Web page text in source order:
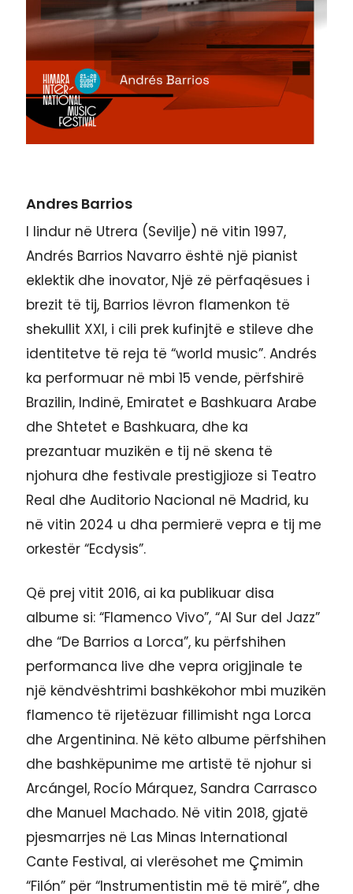
Andres Barrios
I lindur në Utrera (Sevilje) në vitin 1997,
Andrés Barrios Navarro është një pianist
eklektik dhe inovator, Një zë përfaqësues i
brezit të tij, Barrios lëvron flamenkon të
shekullit XXI, i cili prek kufinjtë e stileve dhe
identitetve të reja të “world music”. Andrés
ka performuar në mbi 15 vende, përfshirë
Brazilin, Indinë, Emiratet e Bashkuara Arabe
dhe Shtetet e Bashkuara, dhe ka
prezantuar muzikën e tij në skena të
njohura dhe festivale prestigjioze si Teatro
Real dhe Auditorio Nacional në Madrid, ku
në vitin 2024 u dha permierë vepra e tij me
orkestër “Ecdysis”.
Që prej vitit 2016, ai ka publikuar disa
albume si: “Flamenco Vivo”, “Al Sur del Jazz”
dhe “De Barrios a Lorca”, ku përfshihen
performanca live dhe vepra origjinale te
një këndvështrimi bashkëkohor mbi muzikën
flamenco të rijetëzuar fillimisht nga Lorca
dhe Argentinina. Në këto albume përfshihen
dhe bashkëpunime me artistë të njohur si
Arcángel, Rocío Márquez, Sandra Carrasco
dhe Manuel Machado. Në vitin 2018, gjatë
pjesmarrjes në Las Minas International
Cante Festival, ai vlerësohet me Çmimin
“Filón” për “Instrumentistin më të mirë”, dhe